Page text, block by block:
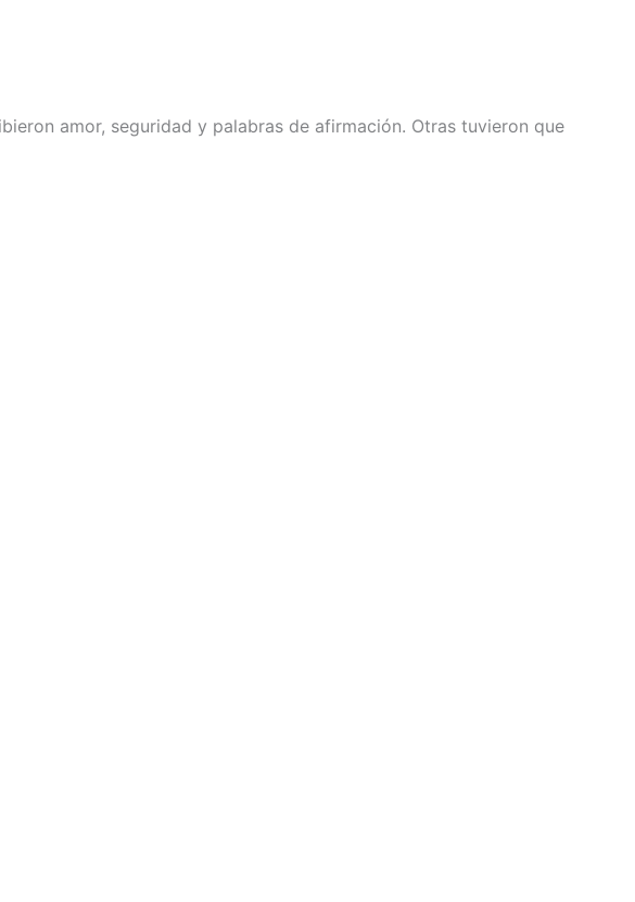
amor, seguridad y palabras de afirmación. Otras tuvieron que